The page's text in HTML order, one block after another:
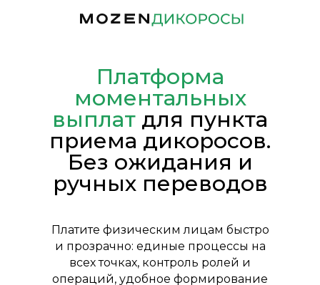
Платформа
моментальных
выплат для пункта
приема дикоросов.
Без ожидания и
ручных переводов
Платите физическим лицам быстро
и прозрачно: единые процессы на
всех точках, контроль ролей и
операций, удобное формирование